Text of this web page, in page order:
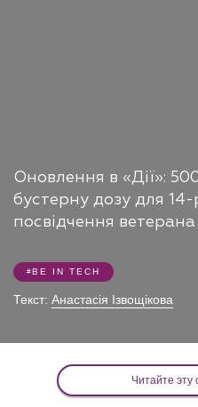
Оновлення в «Дії»:
бустерну дозу для 14-
посвідчення ветерана
BE IN TECH
Текст: Анастасія Ізвощікова
Читайте эту